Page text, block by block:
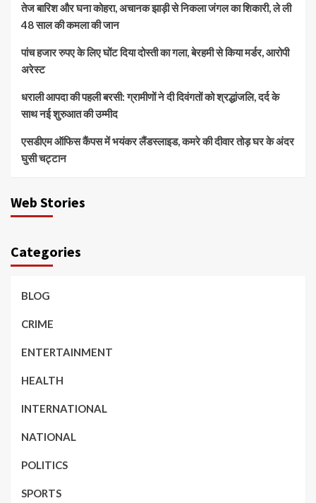
तेज बारिश और घना कोहरा, अचानक झाड़ी से निकला जंगल का शिकारी, ले ली
48 साल की कमला की जान
पांच हजार रुपए के लिए घोंट दिया दोस्ती का गला, बेरहमी से किया मर्डर, आरोपी
अरेस्ट
धराली आपदा की पहली बरसी: ग्रामीणों ने दी दिवंगतों को श्रद्धांजलि, दर्द के
साथ नई शुरुआत की उम्मीद
एसडीएम ऑफिस कैंपस में भयंकर लैंडस्लाइड, कमरे की दीवार तोड़ घर के अंदर
घुसी चट्टान
Web Stories
Categories
BLOG
CRIME
ENTERTAINMENT
HEALTH
INTERNATIONAL
NATIONAL
POLITICS
SPORTS